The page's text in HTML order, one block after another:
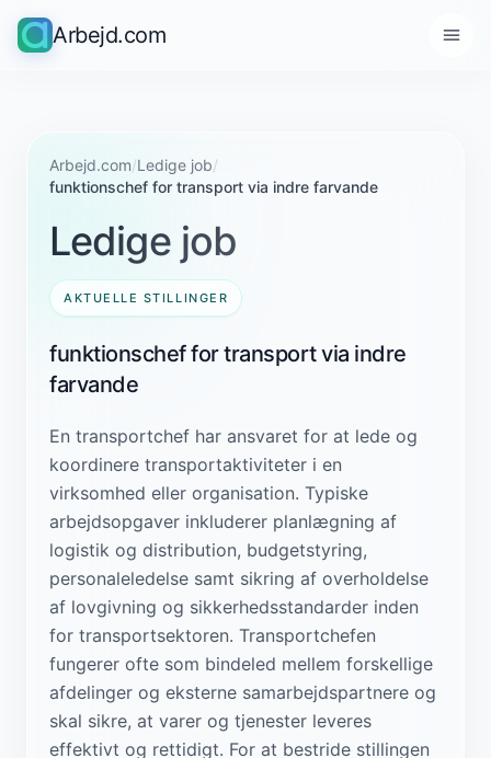
Arbejd.com
Arbejd.com/Ledige job/
funktionschef for transport via indre farvande
Ledige job
AKTUELLE STILLINGER
funktionschef for transport via indre
farvande
En transportchef har ansvaret for at lede og
koordinere transportaktiviteter i en
virksomhed eller organisation. Typiske
arbejdsopgaver inkluderer planlægning af
logistik og distribution, budgetstyring,
personaleledelse samt sikring af overholdelse
af lovgivning og sikkerhedsstandarder inden
for transportsektoren. Transportchefen
fungerer ofte som bindeled mellem forskellige
afdelinger og eksterne samarbejdspartnere og
skal sikre, at varer og tjenester leveres
effektivt og rettidigt. For at bestride stillingen